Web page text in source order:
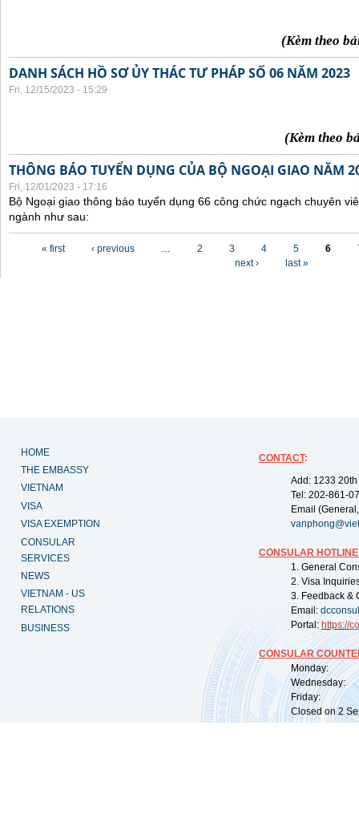
(Kèm theo
DANH SÁCH HỒ SƠ ỦY THÁC TƯ PHÁP SỐ 06 NĂM 2023
Fri, 12/15/2023 - 15:29
(Kèm theo
THÔNG BÁO TUYỂN DỤNG CỦA BỘ NGOẠI GIAO NĂM
Fri, 12/01/2023 - 17:16
Bộ Ngoại giao thông báo tuyển dụng 66 công chức ngạch chuyên
ngành như sau:
« first ‹ previous … 2 3 4 5 6
next ›
last »
HOME
THE EMBASSY
VIETNAM
VISA
VISA EXEMPTION
CONSULAR
SERVICES
NEWS
VIETNAM - US
RELATIONS
BUSINESS
CONTACT:
Add: 1233
Tel: 202-861-
Email
CONSULAR
1. General
2. Visa
3. Feedback &
Email:
Portal: https://
CONSULAR
Monday:
Wednesday:
Friday:
Closed on 2